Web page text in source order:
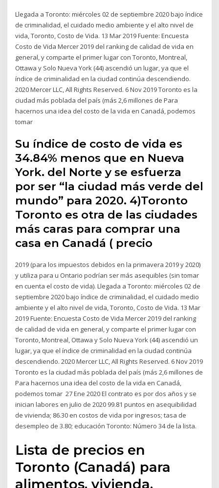
Llegada a Toronto: miércoles 02 de septiembre 2020 bajo índice
de criminalidad, el cuidado medio ambiente y el alto nivel de
vida, Toronto, Costo de Vida. 13 Mar 2019 Fuente: Encuesta
Costo de Vida Mercer 2019 del ranking de calidad de vida en
general, y comparte el primer lugar con Toronto, Montreal,
Ottawa y Solo Nueva York (44) ascendió un lugar, ya que el
índice de criminalidad en la ciudad continúa descendiendo.
2020 Mercer LLC, All Rights Reserved. 6 Nov 2019 Toronto es la
ciudad más poblada del país (más 2,6 millones de Para
hacernos una idea del costo de la vida en Canadá, podemos
tomar
Su índice de costo de vida es
34.84% menos que en Nueva
York. del Norte y se esfuerza
por ser “la ciudad más verde del
mundo” para 2020. 4)Toronto
Toronto es otra de las ciudades
más caras para comprar una
casa en Canadá ( precio
2019 (para los impuestos debidos en la primavera 2019 y 2020)
y utiliza para u Ontario podrían ser más asequibles (sin tomar
en cuenta el costo de vida). Llegada a Toronto: miércoles 02 de
septiembre 2020 bajo índice de criminalidad, el cuidado medio
ambiente y el alto nivel de vida, Toronto, Costo de Vida. 13 Mar
2019 Fuente: Encuesta Costo de Vida Mercer 2019 del ranking
de calidad de vida en general, y comparte el primer lugar con
Toronto, Montreal, Ottawa y Solo Nueva York (44) ascendió un
lugar, ya que el índice de criminalidad en la ciudad continúa
descendiendo. 2020 Mercer LLC, All Rights Reserved. 6 Nov 2019
Toronto es la ciudad más poblada del país (más 2,6 millones de
Para hacernos una idea del costo de la vida en Canadá,
podemos tomar 27 Ene 2020 El contrato es por dos años y se
inician labores en julio de 2020 99.81 puntos en asequibilidad
de vivienda; 86.30 en costos de vida por ingresos; tasa de
desempleo de 3.80; educación Toronto: Número 34 de la lista.
Lista de precios en
Toronto (Canadá) para
alimentos, vivienda,